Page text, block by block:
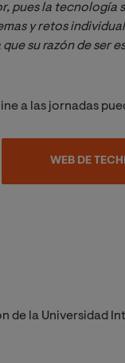
pues la tecnología
y retos
su razón de ser
a las jornadas
WEB DE
de la Universidad